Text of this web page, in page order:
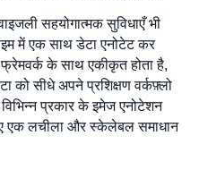
सहयोगात्मक सुविधाएँ भी
में एक साथ डेटा एनोटेट कर
के साथ एकीकृत होता है,
को सीधे अपने प्रशिक्षण वर्कफ़्लो
प्रकार के इमेज एनोटेशन
एक लचीला और स्केलेबल समाधान